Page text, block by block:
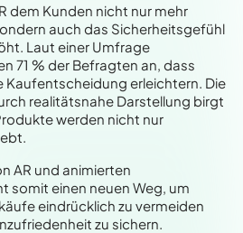
dem Kunden nicht nur mehr
auch das Sicherheitsgefühl
Laut einer Umfrage
71 % der Befragten an, dass
Kaufentscheidung erleichtern. Die
realitätsnahe Darstellung birgt
werden nicht nur
AR und animierten
somit einen neuen Weg, um
eindrücklich zu vermeiden
zu sichern.